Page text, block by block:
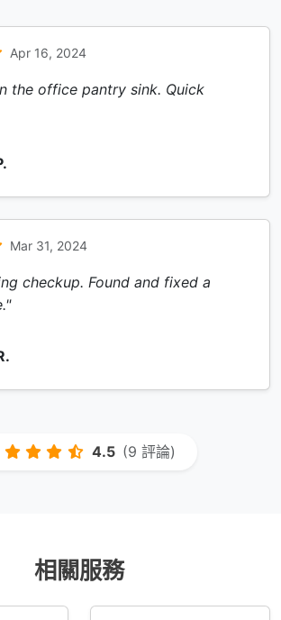
Apr 16, 2024
the office pantry sink. Quick
Mar 31, 2024
checkup. Found and fixed a
4.5 (9 評論)
相關服務